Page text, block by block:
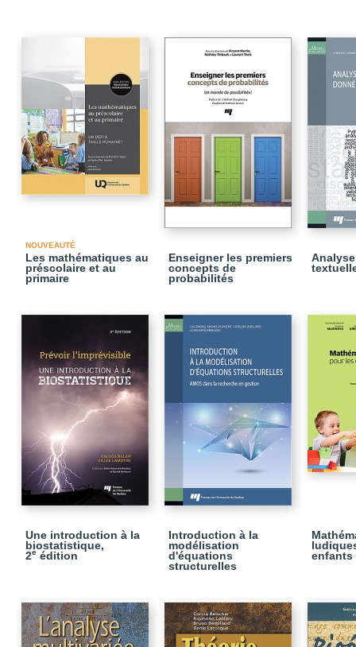
NOUVEAUTÉ
Les mathématiques au
préscolaire et au
primaire
Enseigner les premiers
concepts de
probabilités
Une introduction à la
biostatistique,
2e édition
Introduction à la
modélisation
d'équations
structurelles
enfants